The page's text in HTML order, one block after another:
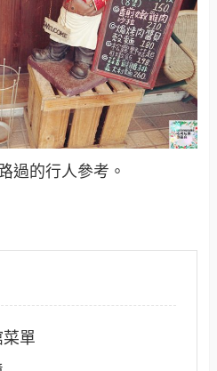
過的行人參考。
單